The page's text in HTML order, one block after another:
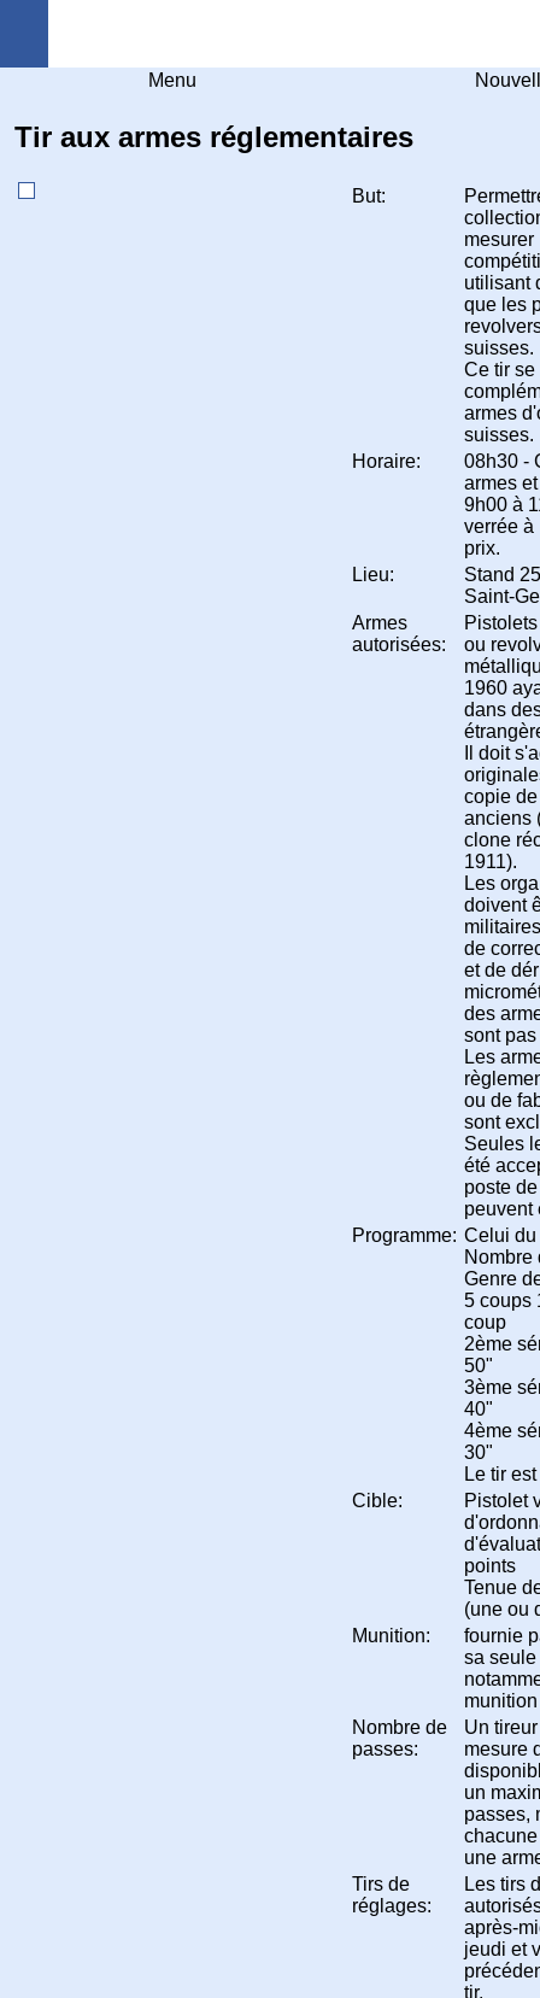
Menu
Tir aux armes réglementaires
But:
mesurer
utilisant
que les
suisses.
Ce tir se
armes
suisses.
Horaire:
08h30 -
armes
9h00 à
verrée à
prix.
Lieu:
Stand
Saint-
Armes
autorisées:
ou
1960
dans
Il doit
copie
anciens
clone
1911).
Les
doivent
de
et de
des
sont
Les
ou de
sont
Seules
été
poste
peuvent
Programme: Celui du
Nombre
Genre
5 coups
coup
2ème
50"
3ème
40"
4ème
30"
Le tir
Cible:
Pistolet
points
Tenue
(une ou
Munition:
fournie
sa
Nombre de
passes:
Un
mesure
un
passes,
une
Tirs de
réglages:
Les tirs
après-
jeudi et
tir.